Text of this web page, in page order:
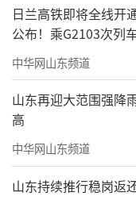
日兰高铁即将全线开
公布！乘G2103次列
时到达
中华网山东频道
山东再迎大范围强降
高
中华网山东频道
山东持续推行稳岗返